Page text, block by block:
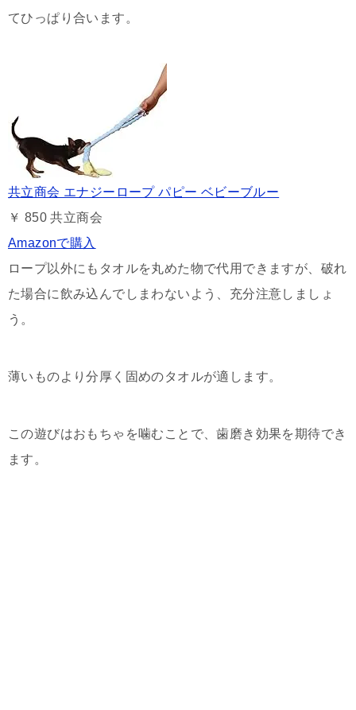
てひっぱり合います。
共立商会 エナジーロープ パピー ベビーブルー
￥ 850共立商会
Amazonで購入
ロープ以外にもタオルを丸めた物で代用できますが、破れ
た場合に飲み込んでしまわないよう、充分注意しましょ
う。
薄いものより分厚く固めのタオルが適します。
この遊びはおもちゃを噛むことで、歯磨き効果を期待でき
ます。